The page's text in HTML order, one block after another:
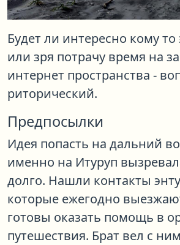
Будет ли интересно кому то
или зря потрачу время на
интернет пространства -
риторический.
Предпосылки
Идея попасть на дальний
именно на Итуруп
долго. Нашли контакты
которые ежегодно
готовы оказать помощь в
путешествия. Брат вел с ним